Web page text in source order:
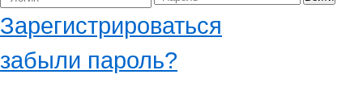
Зарегистрироваться
забыли пароль?